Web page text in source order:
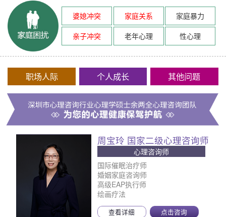
婆媳冲突 家庭关系
家庭暴力
亲子冲突
老年心理 性心理
职场人际 个人成长 其他问题
周宝玲 国家二级心理咨询师
心理咨询师
国际催眠治疗师
婚姻家庭咨询师
高级EAP执行师
绘画疗法
查看详细 点击咨询